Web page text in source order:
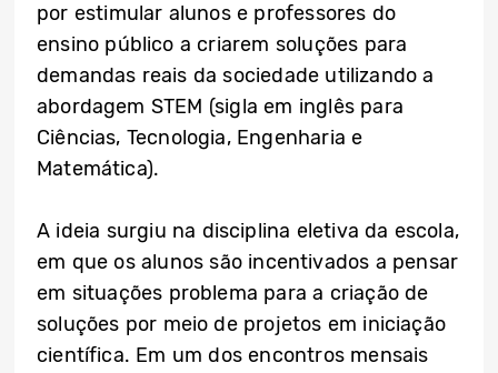
por estimular alunos e professores do
ensino público a criarem soluções para
demandas reais da sociedade utilizando a
abordagem STEM (sigla em inglês para
Ciências, Tecnologia, Engenharia e
Matemática).
A ideia surgiu na disciplina eletiva da escola,
em que os alunos são incentivados a pensar
em situações problema para a criação de
soluções por meio de projetos em iniciação
científica. Em um dos encontros mensais